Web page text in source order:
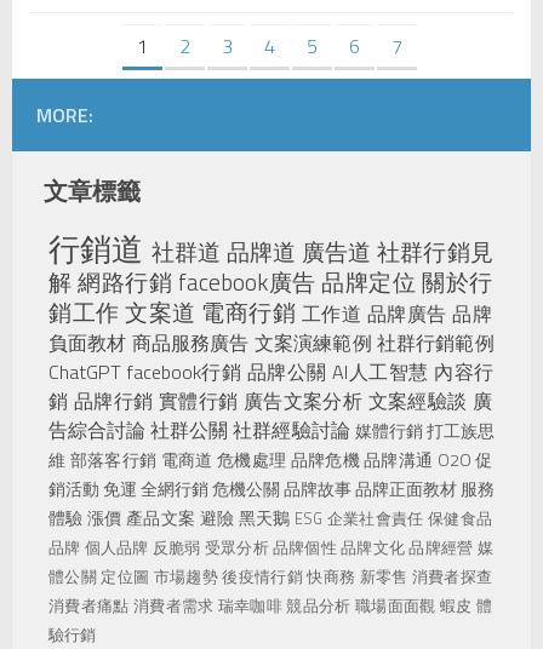
1 2 3 4 5 6 7
MORE:
文章標籤
行銷道 社群道 品牌道 廣告道 社群行銷見
解網路行銷 facebook廣告 品牌定位關於行
銷工作文案道 電商行銷 工作道 品牌廣告 品牌
負面教材 商品服務廣告 文案演練範例 社群行銷範例
ChatGPT facebook行銷 品牌公關 AI人工智慧 內容行
銷 品牌行銷 實體行銷 廣告文案分析 文案經驗談 廣
告綜合討論 社群公關 社群經驗討論 媒體行銷打工族思
維部落客行銷 電商道 危機處理品牌危機品牌溝通 O2O促
銷活動免運全網行銷危機公關品牌故事品牌正面教材服務
體驗漲價產品文案 避險黑天鵝 ESG 企業社會責任 保健食品
品牌 個人品牌 反脆弱 受眾分析品牌個性品牌文化品牌經營 媒
體公關 定位圖 市場趨勢後疫情行銷快商務 新零售 消費者探查
消費者痛點 消費者需求 瑞幸咖啡競品分析 職場面面觀 蝦皮 體
驗行銷